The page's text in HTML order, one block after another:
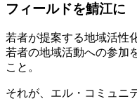
フィールドを鯖江に
若者が提案する地域活性
若者の地域活動への参加
こと。
それが、エル・コミュニ